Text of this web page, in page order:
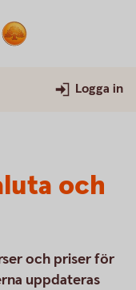
Logga in
och
och priser för
uppdateras